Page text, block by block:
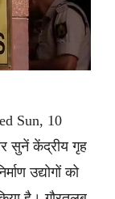
Sun, 10
सुनें केंद्रीय गृह
उद्योगों को